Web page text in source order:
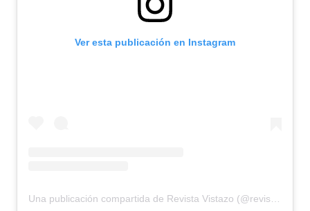
Ver esta publicación en Instagram